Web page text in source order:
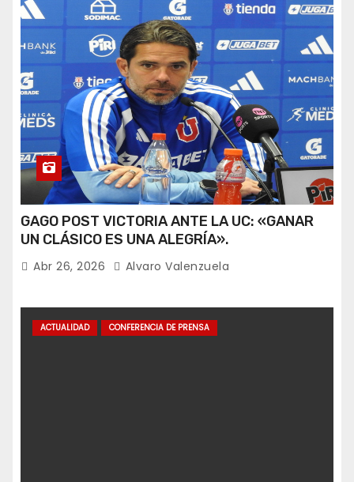
GAGO POST VICTORIA ANTE LA UC: «GANAR
UN CLÁSICO ES UNA ALEGRÍA».
Abr 26, 2026 Alvaro Valenzuela
ACTUALIDAD CONFERENCIA DE PRENSA